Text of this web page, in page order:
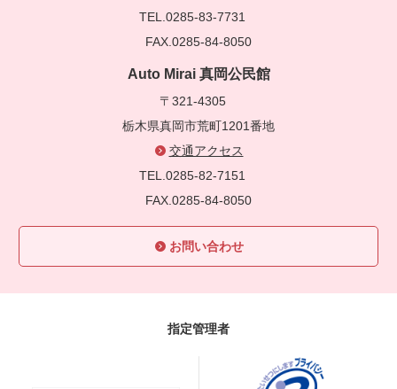
TEL.0285-83-7731
FAX.0285-84-8050
Auto Mirai 真岡公民館
〒321-4305
栃木県真岡市荒町1201番地
交通アクセス
TEL.0285-82-7151
FAX.0285-84-8050
お問い合わせ
指定管理者